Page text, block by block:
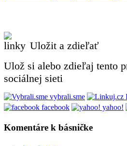
Uložit a zdieľať
Ulož si alebo zdieľaj tento
sociálnej sieti
vybrali.sme
facebook
yahoo!
Komentáre k básničke